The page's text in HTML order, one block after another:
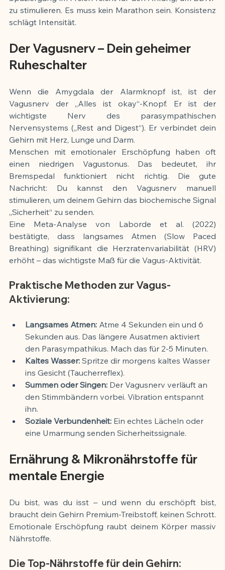
zu stimulieren. Es muss kein Marathon sein. Konsistenz
schlägt Intensität.
Der Vagusnerv – Dein geheimer
Ruheschalter
Wenn die Amygdala der Alarmknopf ist, ist der
Vagusnerv der „Alles ist okay“-Knopf. Er ist der
wichtigste Nerv des parasympathischen
Nervensystems („Rest and Digest“). Er verbindet dein
Gehirn mit Herz, Lunge und Darm.
Menschen mit emotionaler Erschöpfung haben oft
einen niedrigen Vagustonus. Das bedeutet, ihr
Bremspedal funktioniert nicht richtig. Die gute
Nachricht: Du kannst den Vagusnerv manuell
stimulieren, um deinem Gehirn das biochemische Signal
„Sicherheit“ zu senden.
Eine Meta-Analyse von Laborde et al. (2022)
bestätigte, dass langsames Atmen (Slow Paced
Breathing) signifikant die Herzratenvariabilität (HRV)
erhöht – das wichtigste Maß für die Vagus-Aktivität.
Praktische Methoden zur Vagus-
Aktivierung:
Langsames Atmen: Atme 4 Sekunden ein und 6
Sekunden aus. Das längere Ausatmen aktiviert
den Parasympathikus. Mach das für 2-5 Minuten.
Kaltes Wasser: Spritze dir morgens kaltes Wasser
ins Gesicht (Taucherreflex).
Summen oder Singen: Der Vagusnerv verläuft an
den Stimmbändern vorbei. Vibration entspannt
ihn.
Soziale Verbundenheit: Ein echtes Lächeln oder
eine Umarmung senden Sicherheitssignale.
Ernährung & Mikronährstoffe für
mentale Energie
Du bist, was du isst – und wenn du erschöpft bist,
braucht dein Gehirn Premium-Treibstoff, keinen Schrott.
Emotionale Erschöpfung raubt deinem Körper massiv
Nährstoffe.
Die Top-Nährstoffe für dein Gehirn: